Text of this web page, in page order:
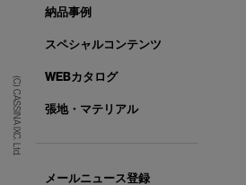
(C) CASSINA IXC. Ltd.
納品事例
スペシャルコンテンツ
WEBカタログ
張地・マテリアル
メールニュース登録